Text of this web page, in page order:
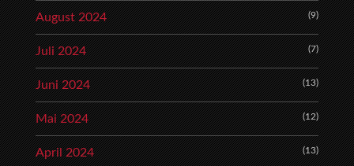
August 2024 (9)
Juli 2024 (7)
Juni 2024 (13)
Mai 2024 (12)
April 2024 (13)